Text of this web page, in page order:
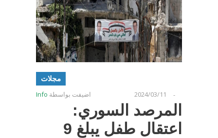
مجلات
اضيفت بواسطة Info -
2024/03/11
المرصد السوري:
اعتقال طفل يبلغ 9